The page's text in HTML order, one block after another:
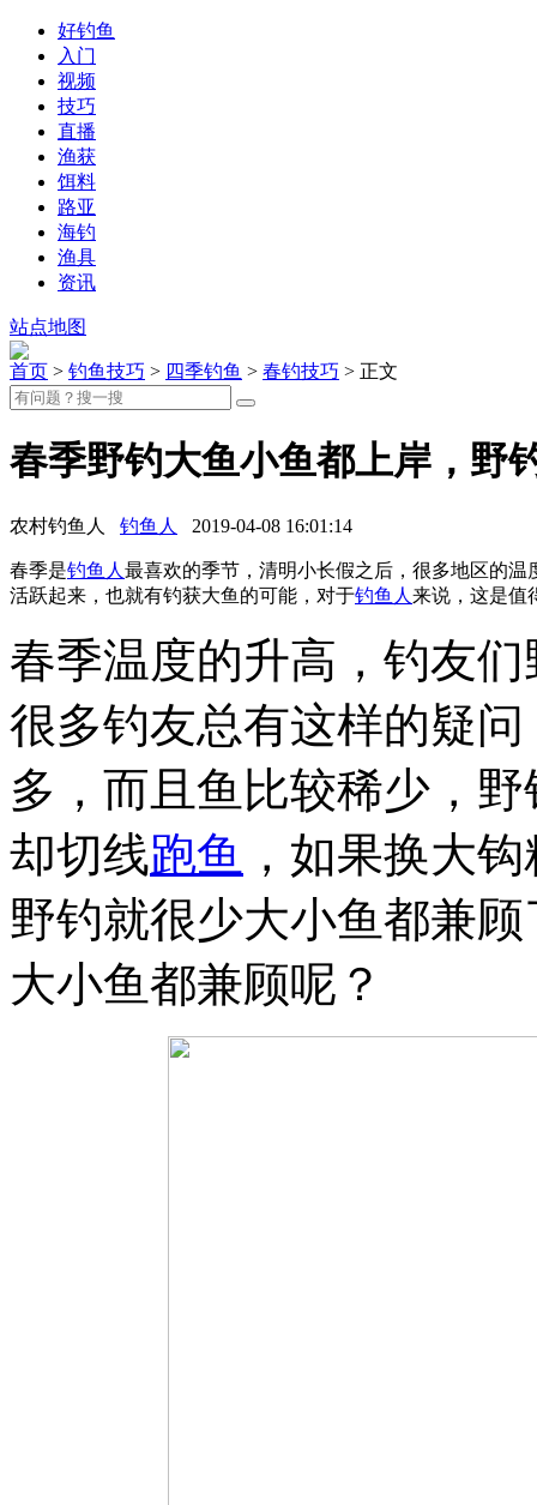
好钓鱼
入门
视频
技巧
直播
渔获
饵料
路亚
海钓
渔具
资讯
站点地图
首页 > 钓鱼技巧 > 四季钓鱼 > 春钓技巧 > 正文
春季野钓大鱼小鱼都上岸，野
农村钓鱼人 钓鱼人 2019-04-08 16:01:14
春季是钓鱼人 最喜欢的季节，清明小长假之后，很多地区的
活跃起来，也就有钓获大鱼的可能，对于钓鱼人 来说，这是值
春季温度的升高，钓友们
很多钓友总有这样的疑
多，而且鱼比较稀少，
却切线跑鱼 ，如果换大
野钓就很少大小鱼都兼
大小鱼都兼顾呢？